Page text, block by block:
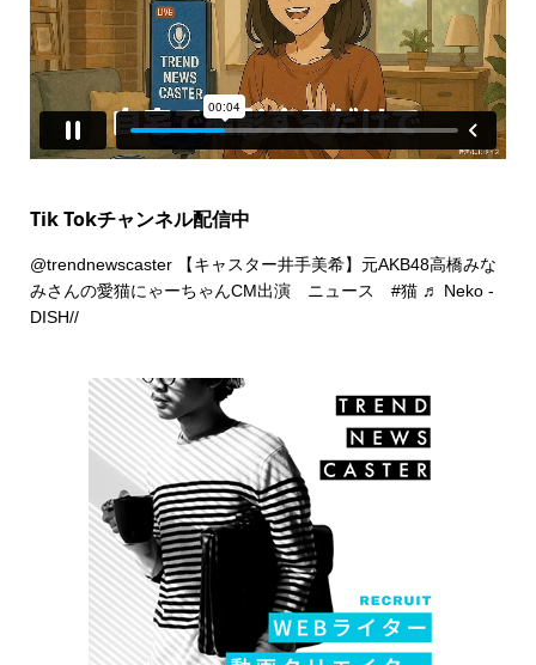
Tik Tokチャンネル配信中
@trendnewscaster【キャスター井手美希】元AKB48高橋みな
みさんの愛猫にゃーちゃんCM出演 ニュース #猫 ♬ Neko -
DISH//